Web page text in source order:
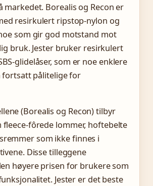
markedet. Borealis og Recon er
resirkulert ripstop-nylon og
som gir god motstand mot
bruk. Jester bruker resirkulert
glidelåser, som er noe enklere
fortsatt pålitelige for
(Borealis og Recon) tilbyr
fôrede lommer, hoftebelte
som ikke finnes i
Disse tilleggene
høyere prisen for brukere som
Jester er det beste